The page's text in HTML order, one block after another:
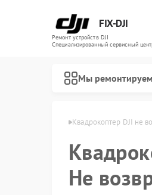
FIX-DJI
Ремонт устройств DJI
Специализированный cервисный
Мы ремонтируем
Челнах Квадрокоптер DJI не
Не